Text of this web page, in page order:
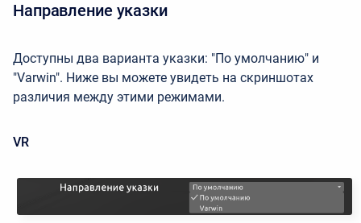
Направление указки
Доступны два варианта указки: "По умолчанию" и
"Varwin". Ниже вы можете увидеть на скриншотах
различия между этими режимами.
VR